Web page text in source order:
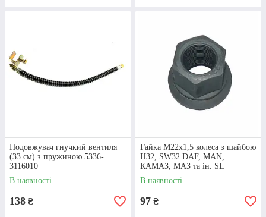
Подовжувач гнучкий вентиля
(33 см) з пружиною 5336-
3116010
В наявності
138 ₴
Гайка М22х1,5 колеса з шайбою
H32, SW32 DAF, MAN,
КАМАЗ, МАЗ та ін. SL
11.04029 / 5425-3101040
В наявності
97 ₴